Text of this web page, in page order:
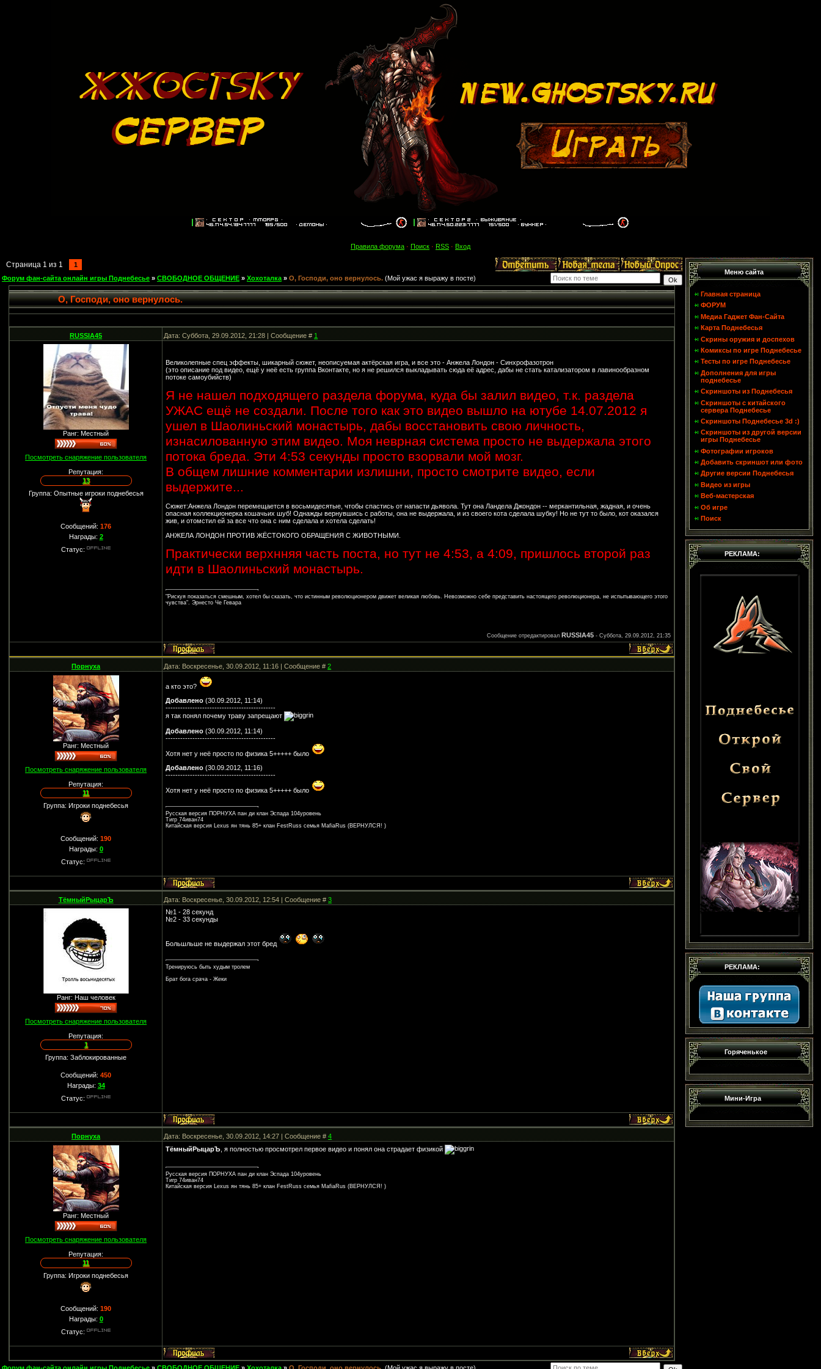
Правила форума · Поиск · RSS · Вход
Страница 1 из 1
1
Форум фан-сайта онлайн игры Поднебесье » СВОБОДНОЕ ОБЩЕНИЕ » Хохоталка » О, Господи, оно вернулось. (Мой ужас я выражу в посте)
О, Господи, оно вернулось.
RUSSIA45 Дата: Суббота, 29.09.2012, 21:28 | Сообщение #1
Ранг: Местный
Посмотреть снаряжение пользователя
Репутация:
13
Группа: Опытные игроки поднебесья
Сообщений:176
Награды: 2
Статус:
Великолепные спец эффекты, шикарный сюжет, неописуемая актёрская игра, и все это - Анжела Лондон - Синхрофазотрон
(это описание под видео, ещё у неё есть группа Вконтакте, но я не решился выкладывать сюда её адрес, дабы не стать катализатором в лавинообразном
потоке самоубийств)
Я не нашел подходящего раздела форума, куда бы залил видео, т.к. раздела
УЖАС ещё не создали. После того как это видео вышло на ютубе 14.07.2012 я
ушел в Шаолиньский монастырь, дабы восстановить свою личность,
изнасилованную этим видео. Моя неврная система просто не выдержала этого
потока бреда. Эти 4:53 секунды просто взорвали мой мозг.
В общем лишние комментарии излишни, просто смотрите видео, если
выдержите...
Сюжет:Анжела Лондон перемещается в восьмидесятые, чтобы спастись от напасти дьявола. Тут она Ландела Джондон -- меркантильная, жадная, и очень
опасная коллекционерка кошачьих шуб! Однажды вернувшись с работы, она не выдержала, и из своего кота сделала шубку! Но не тут то было, кот оказался
жив, и отомстил ей за все что она с ним сделала и хотела сделать!
АНЖЕЛА ЛОНДОН ПРОТИВ ЖЁСТОКОГО ОБРАЩЕНИЯ С ЖИВОТНЫМИ.
Практически верхнняя часть поста, но тут не 4:53, а 4:09, пришлось второй раз
идти в Шаолиньский монастырь.
"Рискуя показаться смешным, хотел бы сказать, что истинным революционером движет великая любовь. Невозможно себе представить настоящего революционера, не испытывающего этого
чувства". Эрнесто Че Гевара
Сообщение отредактировал RUSSIA45 -Суббота, 29.09.2012, 21:35
Порнуха Дата: Воскресенье, 30.09.2012, 11:16 | Сообщение #2
Ранг: Местный
Посмотреть снаряжение пользователя
Репутация:
11
Группа: Игроки поднебесья
Сообщений:190
Награды: 0
Статус:
а кто это?
Добавлено (30.09.2012, 11:14)
---------------------------------------------
я так понял почему траву запрещают
Добавлено (30.09.2012, 11:14)
---------------------------------------------
Хотя нет у неё просто по физика 5+++++ было
Добавлено (30.09.2012, 11:16)
---------------------------------------------
Хотя нет у неё просто по физика 5+++++ было
Русская версия ПОРНУХА пан ди клан Эспада 104уровень
Тигр 74иван74
Китайская версия Lexus ян тянь 85+ клан FestRuss семья MafiaRus (ВЕРНУЛСЯ! )
ТёмныйРыцарЪ Дата: Воскресенье, 30.09.2012, 12:54 | Сообщение #3
Ранг: Наш человек
Посмотреть снаряжение пользователя
Репутация:
1
Группа: Заблокированные
Сообщений:450
Награды: 34
Статус:
№1 - 28 секунд
№2 - 33 секунды
Большльше не выдержал этот бред
Тренируюсь быть худым тролем
Брат бога срача - Жеки
Порнуха Дата: Воскресенье, 30.09.2012, 14:27 | Сообщение #4
Ранг: Местный
Посмотреть снаряжение пользователя
Репутация:
11
Группа: Игроки поднебесья
Сообщений:190
Награды: 0
Статус:
ТёмныйРыцарЪ , я полностью просмотрел первое видео и понял она страдает физикой
Русская версия ПОРНУХА пан ди клан Эспада 104уровень
Тигр 74иван74
Китайская версия Lexus ян тянь 85+ клан FestRuss семья MafiaRus (ВЕРНУЛСЯ! )
Меню сайта
Главная страница
ФОРУМ
Медиа Гаджет Фан-Сайта
Карта Поднебесья
Скрины оружия и доспехов
Комиксы по игре Поднебесье
Тесты по игре Поднебесье
Дополнения для игры
поднебесье
Скриншоты из Поднебесья
Скриншоты с китайского
сервера Поднебесье
Скриншоты Поднебесье 3d :)
Скриншоты из другой версии
игры Поднебесье
Фотографии игроков
Добавить скриншот или фото
Другие версии Поднебесья
Видео из игры
Веб-мастерская
Об игре
Поиск
РЕКЛАМА:
РЕКЛАМА:
Горяченькое
Мини-Игра